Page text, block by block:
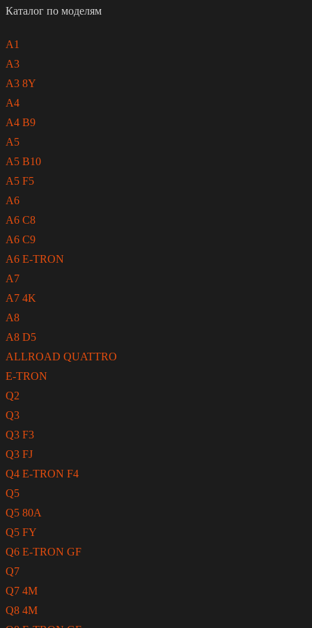
Каталог по моделям
A1
A3
A3 8Y
A4
A4 B9
A5
A5 B10
A5 F5
A6
A6 C8
A6 C9
A6 E-TRON
A7
A7 4K
A8
A8 D5
ALLROAD QUATTRO
E-TRON
Q2
Q3
Q3 F3
Q3 FJ
Q4 E-TRON F4
Q5
Q5 80A
Q5 FY
Q6 E-TRON GF
Q7
Q7 4M
Q8 4M